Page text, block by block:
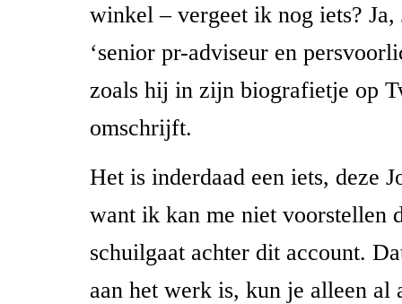
winkel – vergeet ik nog iets? Ja,
‘senior pr-adviseur en
zoals hij in zijn biografietje op
omschrijft.
Het is inderdaad een iets, deze
want ik kan me niet voorstellen
schuilgaat achter dit account.
aan het werk is, kun je alleen al